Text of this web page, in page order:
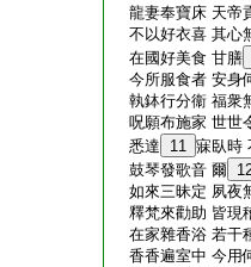
龍妻奉寶床 天帝
不以好衣喜 其心
在國好美食 甘膳
今所服食者 安身
執鉢行分衞 福衆
呪願布施家 世世
悉達
11 寐臥時
鼓琴發歌音 爾
如來三昧定 夙夜
釋梵來勸助 皆現
在家雜香浴 若干
香香遍室中 今用